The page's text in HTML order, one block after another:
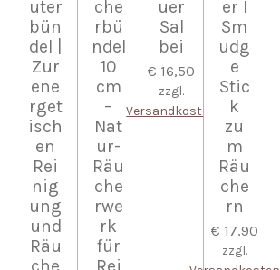
uter
bün
del |
Zur
ene
rget
isch
en
Rei
nig
ung
und
Räu
che
rbü
ndel
10
cm
–
Nat
ur-
Räu
che
rwe
rk
für
uer
Sal
bei
€ 16,50
zzgl.
Versandkosten
er I
Sm
udg
e
Stic
k
zu
m
Räu
che
rn
€ 17,90
zzgl.